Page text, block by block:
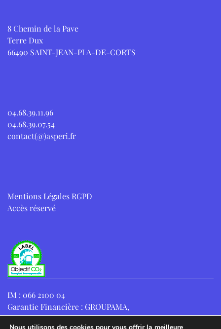
8 Chemin de la Pave
Terre Dux
66490 SAINT-JEAN-PLA-DE-CORTS
04.68.39.11.96
04.68.39.07.54
contact(@)asperi.fr
Mentions Légales RGPD
Accès réservé
IM : 066 2100 04
Garantie Financière : GROUPAMA,
8-10 RUE D’ASTORG, 75008 PARIS, FRANCE